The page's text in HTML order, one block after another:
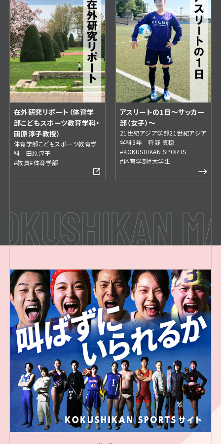
在外研究リポート（体育学
部こどもスポーツ教育学科・
田原淳子教授）
体育学部こどもスポーツ教育学
科 田原淳子
#教員#体育学部
アスリートの1日～サッカー
部（女子）～
21世紀アジア学部21世紀アジア
学科3年 狩野 真穂
#KOKUSHIKAN SPORTS
#体育学部#大学生